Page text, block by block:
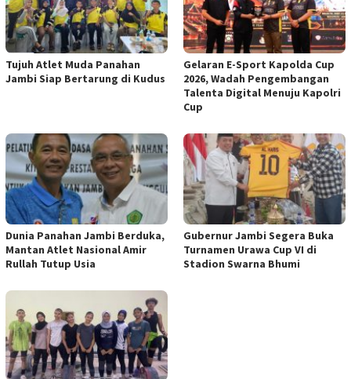
Tujuh Atlet Muda Panahan
Jambi Siap Bertarung di Kudus
Gelaran E-Sport Kapolda Cup
2026, Wadah Pengembangan
Talenta Digital Menuju Kapolri
Cup
Dunia Panahan Jambi Berduka,
Mantan Atlet Nasional Amir
Rullah Tutup Usia
Gubernur Jambi Segera Buka
Turnamen Urawa Cup VI di
Stadion Swarna Bhumi